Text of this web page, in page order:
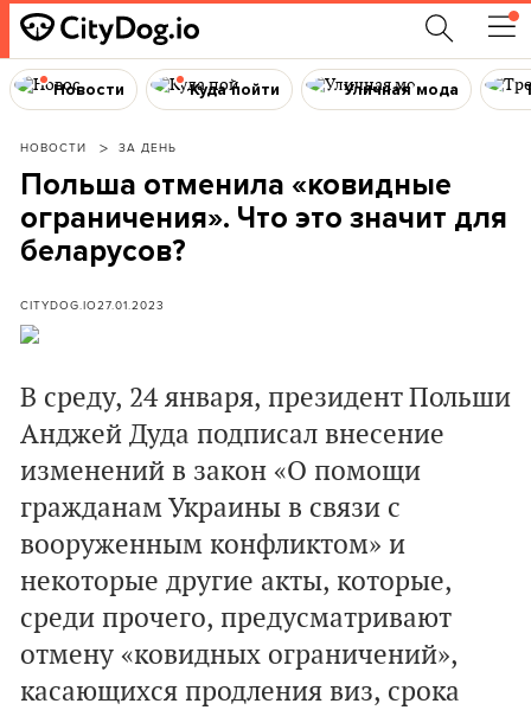
Новости Куда пойти Уличная мода
НОВОСТИ ЗА ДЕНЬ
Польша отменила «ковидные
ограничения». Что это значит для
беларусов?
CITYDOG.IO27.01.2023
В среду, 24 января, президент Польши
Анджей Дуда подписал внесение
изменений в закон «О помощи
гражданам Украины в связи с
вооруженным конфликтом» и
некоторые другие акты, которые,
среди прочего, предусматривают
отмену «ковидных ограничений»,
касающихся продления виз, срока